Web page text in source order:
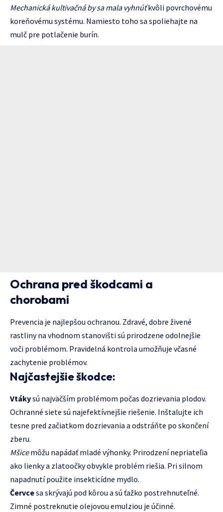
Mechanická kultivačná by sa mala vyhnúťkvôli povrchovému
koreňovému systému. Namiesto toho sa spoliehajte na
mulč pre potlačenie burín.
Ochrana pred škodcami a
chorobami
Prevencia je najlepšou ochranou. Zdravé, dobre živené
rastliny na vhodnom stanovišti sú prirodzene odolnejšie
voči problémom. Pravidelná kontrola umožňuje včasné
zachytenie problémov.
Najčastejšie škodce:
Vtákysú najväčším problémom počas dozrievania plodov.
Ochranné siete sú najefektívnejšie riešenie. Inštalujte ich
tesne pred začiatkom dozrievania a odstráňte po skončení
zberu.
Mšicemôžu napádať mladé výhonky. Prirodzení nepriateľia
ako lienky a zlatoočky obvykle problém riešia. Pri silnom
napadnutí použite insekticídne mydlo.
Červcesa skrývajú pod kôrou a sú ťažko postrehnuteľné.
Zimné postreknutie olejovou emulziou je účinné.